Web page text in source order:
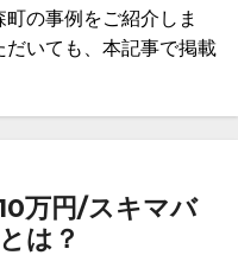
の事例をご紹介しま
いても、本記事で掲載
万円/スキマバ
は？